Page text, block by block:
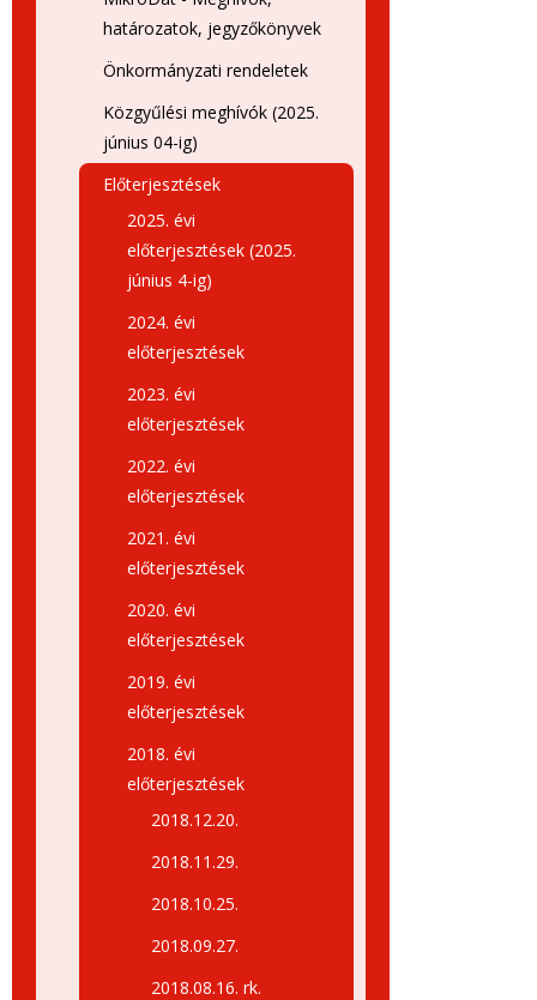
határozatok, jegyzőkönyvek
Önkormányzati rendeletek
Közgyűlési meghívók (2025.
június 04-ig)
Előterjesztések
2025. évi
előterjesztések (2025.
június 4-ig)
2024. évi
előterjesztések
2023. évi
előterjesztések
2022. évi
előterjesztések
2021. évi
előterjesztések
2020. évi
előterjesztések
2019. évi
előterjesztések
2018. évi
előterjesztések
2018.12.20.
2018.11.29.
2018.10.25.
2018.09.27.
2018.08.16. rk.